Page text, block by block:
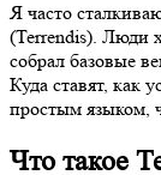
Я часто
(Terrendis). Люди
собрал базовые
Куда ставят, как
простым языком,
Что такое